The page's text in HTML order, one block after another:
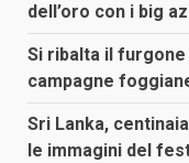
dell’oro con i big
Si ribalta il
campagne
Sri Lanka,
le immagini del